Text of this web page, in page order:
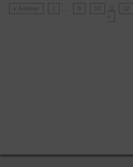
« Anterior 1 … 9 10 11 12
»